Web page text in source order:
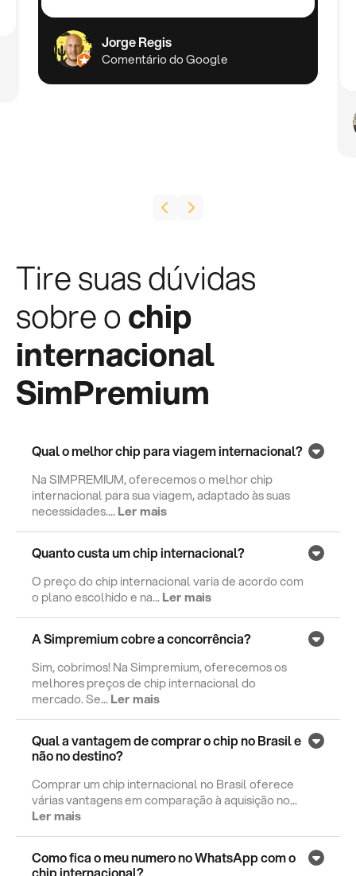
Jorge Regis
Comentário do Google
Tire suas dúvidas
sobre ochip
internacional
SimPremium
Qual o melhor chip para viagem internacional?
Na SIMPREMIUM, oferecemos o melhor chip
internacional para sua viagem, adaptado às suas
necessidades....Ler mais
Quanto custa um chip internacional?
O preço do chip internacional varia de acordo com
o plano escolhido e na...Ler mais
A Simpremium cobre a concorrência?
Sim, cobrimos! Na Simpremium, oferecemos os
melhores preços de chip internacional do
mercado. Se...Ler mais
Qual a vantagem de comprar o chip no Brasil e
não no destino?
Comprar um chip internacional no Brasil oferece
várias vantagens em comparação à aquisição no...
Ler mais
Como fica o meu numero no WhatsApp com o